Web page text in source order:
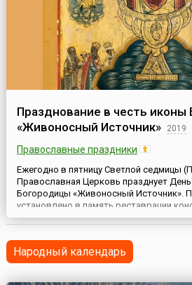
Празднование в честь
«Живоносный Источник»
2019
Православные праздники
Ежегодно в пятницу Светлой седмицы
Православная Церковь празднует
Богородицы «Живоносный Источник».
установлено в память реставрации
храма, именуемого «Живоносным
источнике, вода которого имела силу
силой Пресвятой Бог...
Народный календарь